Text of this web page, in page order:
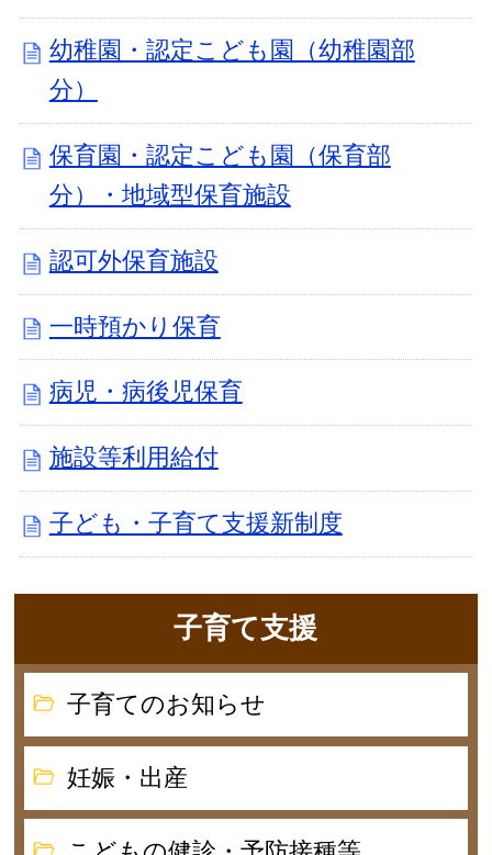
幼稚園・認定こども園（幼稚園部
分）
保育園・認定こども園（保育部
分）・地域型保育施設
認可外保育施設
一時預かり保育
病児・病後児保育
施設等利用給付
子ども・子育て支援新制度
子育て支援
子育てのお知らせ
妊娠・出産